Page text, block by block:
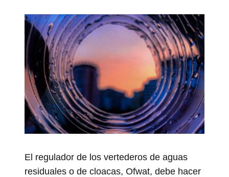
El regulador de los vertederos de aguas
residuales o de cloacas, Ofwat, debe hacer